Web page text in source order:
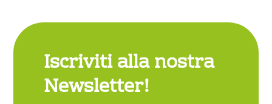
Iscriviti alla nostra
Newsletter!